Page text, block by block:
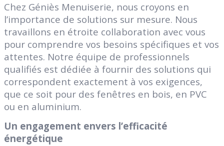
Chez Géniès Menuiserie, nous croyons en
l’importance de solutions sur mesure. Nous
travaillons en étroite collaboration avec vous
pour comprendre vos besoins spécifiques et vos
attentes. Notre équipe de professionnels
qualifiés est dédiée à fournir des solutions qui
correspondent exactement à vos exigences,
que ce soit pour des fenêtres en bois, en PVC
ou en aluminium.
Un engagement envers l’efficacité
énergétique